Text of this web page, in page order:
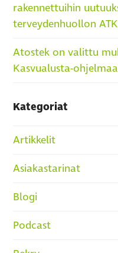
rakennettuihin
terveydenhuollon
Atostek on valittu
Kasvualusta-
Kategoriat
Artikkelit
Asiakastarinat
Blogi
Podcast